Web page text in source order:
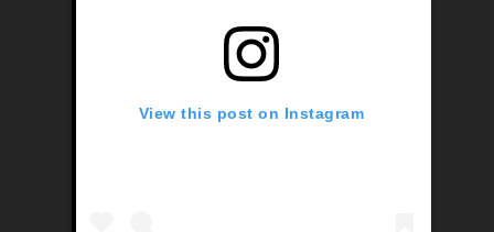
View this post on Instagram